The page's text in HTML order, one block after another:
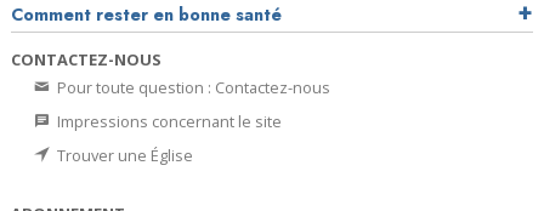
Comment rester en bonne santé
CONTACTEZ-NOUS
Pour toute question : Contactez-nous
Impressions concernant le site
Trouver une Église